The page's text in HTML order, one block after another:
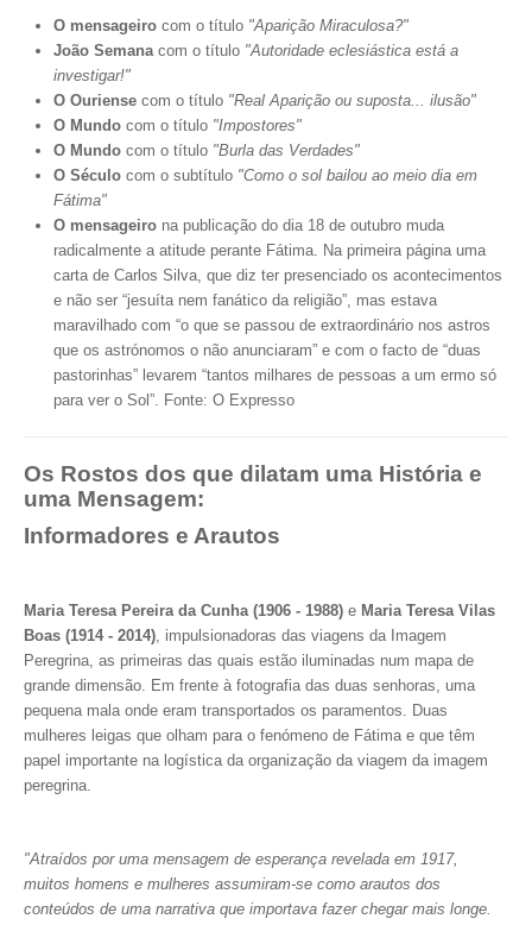
O mensageiro com o título "Aparição Miraculosa?"
João Semana com o título "Autoridade eclesiástica está a
investigar!"
O Ouriense com o título "Real Aparição ou suposta... ilusão"
O Mundo com o título "Impostores"
O Mundo com o título "Burla das Verdades"
O Século com o subtítulo "Como o sol bailou ao meio dia em
Fátima"
O mensageiro na publicação do dia 18 de outubro muda
radicalmente a atitude perante Fátima. Na primeira página uma
carta de Carlos Silva, que diz ter presenciado os acontecimentos
e não ser “jesuíta nem fanático da religião”, mas estava
maravilhado com “o que se passou de extraordinário nos astros
que os astrónomos o não anunciaram” e com o facto de “duas
pastorinhas” levarem “tantos milhares de pessoas a um ermo só
para ver o Sol”. Fonte: O Expresso
Os Rostos dos que dilatam uma História e
uma Mensagem:
Informadores e Arautos
Maria Teresa Pereira da Cunha (1906 - 1988) e Maria Teresa Vilas
Boas (1914 - 2014), impulsionadoras das viagens da Imagem
Peregrina, as primeiras das quais estão iluminadas num mapa de
grande dimensão. Em frente à fotografia das duas senhoras, uma
pequena mala onde eram transportados os paramentos. Duas
mulheres leigas que olham para o fenómeno de Fátima e que têm
papel importante na logística da organização da viagem da imagem
peregrina.
"Atraídos por uma mensagem de esperança revelada em 1917,
muitos homens e mulheres assumiram-se como arautos dos
conteúdos de uma narrativa que importava fazer chegar mais longe.